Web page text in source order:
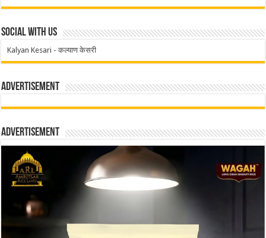
Social With Us
Kalyan Kesari - कल्याण केसरी
Advertisement
Advertisement